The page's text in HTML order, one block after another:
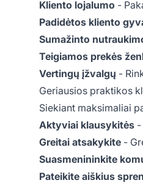
Kliento lojalumo -
Padidėtos kliento
Sumažinto
Teigiamos prekės
Vertingų įžvalgų -
Geriausios praktikos
Siekiant maksimaliai
Aktyviai klausykitės -
Greitai atsakykite -
Suasmenininkite
Pateikite aiškius